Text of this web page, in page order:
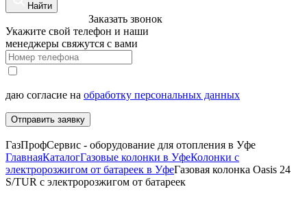
Найти
Заказать звонок
Укажите свой телефон и наши
менеджеры свяжутся с вами
даю согласие на обработку персональных данных
Отправить заявку
ГазПрофСервис - оборудование для отопления в Уфе
ГлавнаяКаталогГазовые колонки в УфеКолонки с
электророзжигом от батареек в УфеГазовая колонка Oasis 24
S/TUR с электророзжигом от батареек